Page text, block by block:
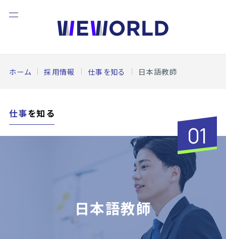
ホーム 採用情報 仕事を知る 日本語教師
仕事を知る
日本語教師
01